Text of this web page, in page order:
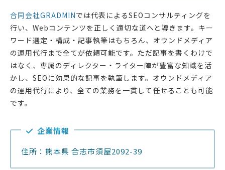
合同会社GRADMINでは代表によるSEOコンサルティングを
行い、Webコンテンツを正しく適切な道へと導きます。キー
ワード選定・構成・記事執筆はもちろん、オウンドメディア
の運用代行まで全てが依頼可能です。ただ記事を書くわけで
はなく、専属のディレクター・ライター陣が豊富な知識を活
かし、SEOに効果的な記事を執筆します。オウンドメディア
の運用代行により、全ての業務を一貫して任せることも可能
です。
企業情報
住所：熊本県 合志市須屋2092-39